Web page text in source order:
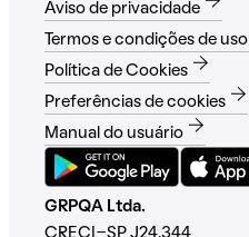
Aviso de privacidade
Termos e condições de uso
Política de Cookies
Preferências de cookies
Manual do usuário
GRPQA Ltda.